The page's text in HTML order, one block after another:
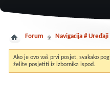
Forum Navigacija #
Ako je ovo vaš prvi posjet, svakako
želite posjetiti iz izbornika ispod.